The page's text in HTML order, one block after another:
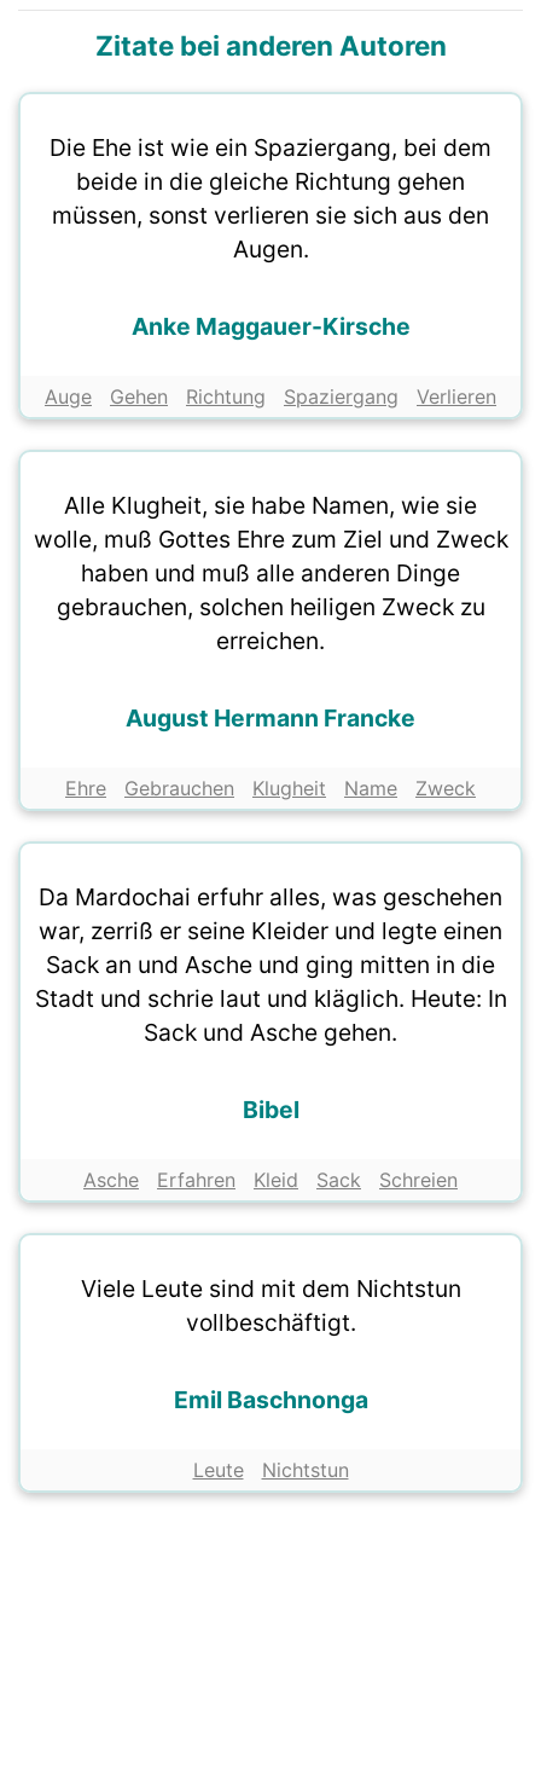
Zitate bei anderen Autoren
Die Ehe ist wie ein Spaziergang, bei dem
beide in die gleiche Richtung gehen
müssen, sonst verlieren sie sich aus den
Augen.
Anke Maggauer-Kirsche
Auge Gehen Richtung Spaziergang Verlieren
Alle Klugheit, sie habe Namen, wie sie
wolle, muß Gottes Ehre zum Ziel und Zweck
haben und muß alle anderen Dinge
gebrauchen, solchen heiligen Zweck zu
erreichen.
August Hermann Francke
Ehre Gebrauchen Klugheit Name Zweck
Da Mardochai erfuhr alles, was geschehen
war, zerriß er seine Kleider und legte einen
Sack an und Asche und ging mitten in die
Stadt und schrie laut und kläglich. Heute: In
Sack und Asche gehen.
Bibel
Asche Erfahren Kleid Sack Schreien
Viele Leute sind mit dem Nichtstun
vollbeschäftigt.
Emil Baschnonga
Leute Nichtstun